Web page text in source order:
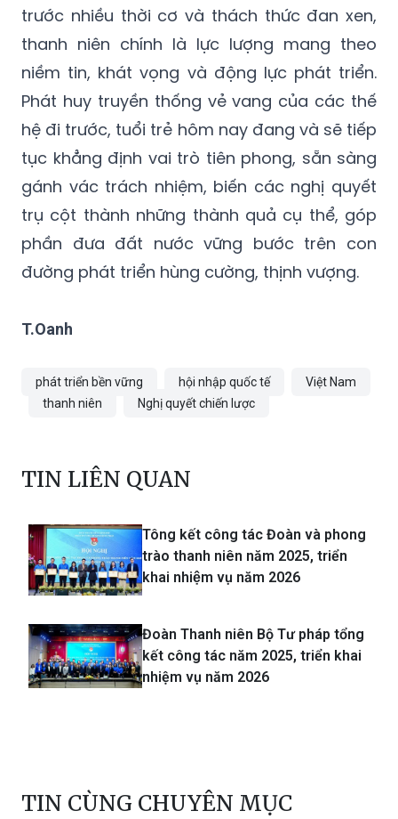
trước nhiều thời cơ và thách thức đan xen,
thanh niên chính là lực lượng mang theo
niềm tin, khát vọng và động lực phát triển.
Phát huy truyền thống vẻ vang của các thế
hệ đi trước, tuổi trẻ hôm nay đang và sẽ tiếp
tục khẳng định vai trò tiên phong, sẵn sàng
gánh vác trách nhiệm, biến các nghị quyết
trụ cột thành những thành quả cụ thể, góp
phần đưa đất nước vững bước trên con
đường phát triển hùng cường, thịnh vượng.
T.Oanh
phát triển bền vững hội nhập quốc tế
Việt Nam
thanh niên
Nghị quyết chiến lược
TIN LIÊN QUAN
Tông kết công tác Đoàn và phong
trào thanh niên năm 2025, triển
khai nhiệm vụ năm 2026
Đoàn Thanh niên Bộ Tư pháp tổng
kết công tác năm 2025, triển khai
nhiệm vụ năm 2026
TIN CÙNG CHUYÊN MỤC